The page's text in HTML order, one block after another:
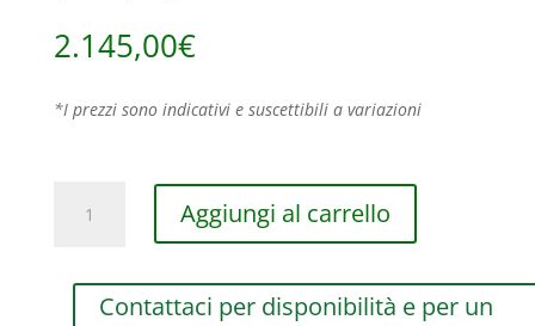
2.145,00€
*I prezzi sono indicativi e suscettibili a variazioni
DAMIANI
METROPOLITAN
Aggiungi al carrello
Contattaci per disponibilità e per un